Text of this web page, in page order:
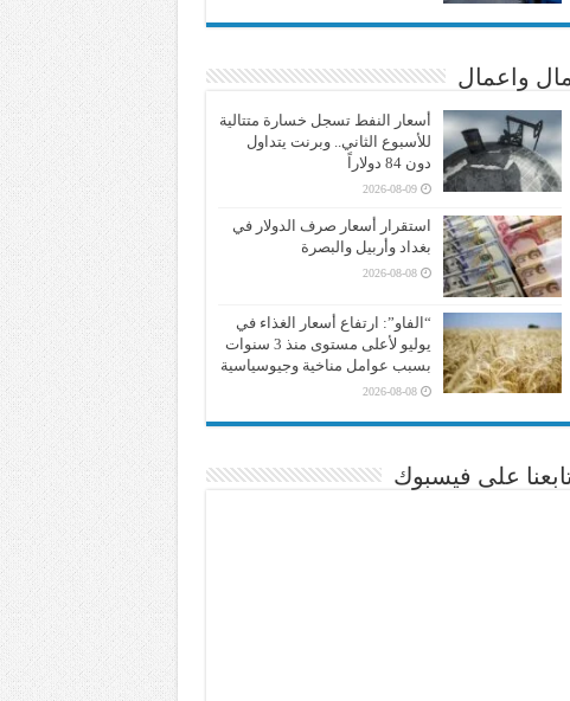
مال واعمال
أسعار النفط تسجل خسارة متتالية
للأسبوع الثاني.. وبرنت يتداول
دون 84 دولاراً
2026-08-09
استقرار أسعار صرف الدولار في
بغداد وأربيل والبصرة
2026-08-08
“الفاو”: ارتفاع أسعار الغذاء في
يوليو لأعلى مستوى منذ 3 سنوات
بسبب عوامل مناخية وجيوسياسية
2026-08-08
على فيسبوك